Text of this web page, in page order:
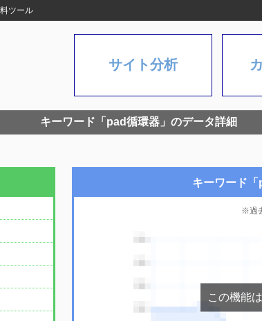
ツール
サイト分析
キーワード「pad循環器」のデータ詳細
キーワード
※過
この機能